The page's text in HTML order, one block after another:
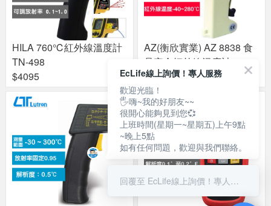
HILA 760℃紅外線溫度計
TN-498
$4095
AZ(衡欣實業) AZ 8838 食
品安全紅外線溫度計
$4000
EcLife線上詢價！專人服務
歡迎光臨！
🖐嗨~我的好朋友~~
很開心能夠見到您💞
上班時間(星期一~星期五)上午9點
~晚上5點
如有任何問題，歡迎與我們聯絡。
回覆至 EcLife線上詢價！專人服務